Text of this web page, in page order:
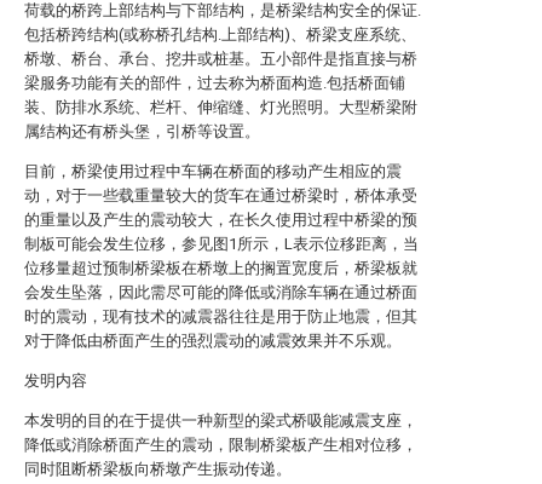
荷载的桥跨上部结构与下部结构，是桥梁结构安全的保证.
包括桥跨结构(或称桥孔结构.上部结构)、桥梁支座系统、
桥墩、桥台、承台、挖井或桩基。五小部件是指直接与桥
梁服务功能有关的部件，过去称为桥面构造.包括桥面铺
装、防排水系统、栏杆、伸缩缝、灯光照明。大型桥梁附
属结构还有桥头堡，引桥等设置。
目前，桥梁使用过程中车辆在桥面的移动产生相应的震
动，对于一些载重量较大的货车在通过桥梁时，桥体承受
的重量以及产生的震动较大，在长久使用过程中桥梁的预
制板可能会发生位移，参见图1所示，L表示位移距离，当
位移量超过预制桥梁板在桥墩上的搁置宽度后，桥梁板就
会发生坠落，因此需尽可能的降低或消除车辆在通过桥面
时的震动，现有技术的减震器往往是用于防止地震，但其
对于降低由桥面产生的强烈震动的减震效果并不乐观。
发明内容
本发明的目的在于提供一种新型的梁式桥吸能减震支座，
降低或消除桥面产生的震动，限制桥梁板产生相对位移，
同时阻断桥梁板向桥墩产生振动传递。